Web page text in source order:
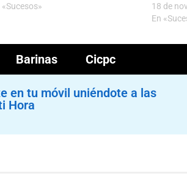
«Sucesos»
18 de
En
Barinas Cicpc
en tu móvil uniéndote a las
Hora